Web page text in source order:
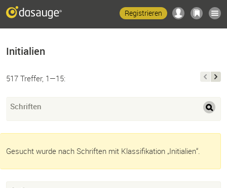
Registrieren
Initialien
517 Treffer, 1—15:
Schriften
Gesucht wurde nach Schriften mit Klassifikation „Initialien“.